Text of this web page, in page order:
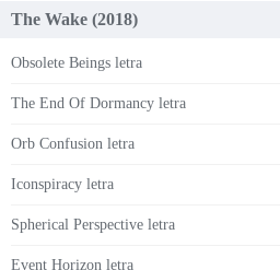
The Wake (2018)
Obsolete Beings letra
The End Of Dormancy letra
Orb Confusion letra
Iconspiracy letra
Spherical Perspective letra
Event Horizon letra